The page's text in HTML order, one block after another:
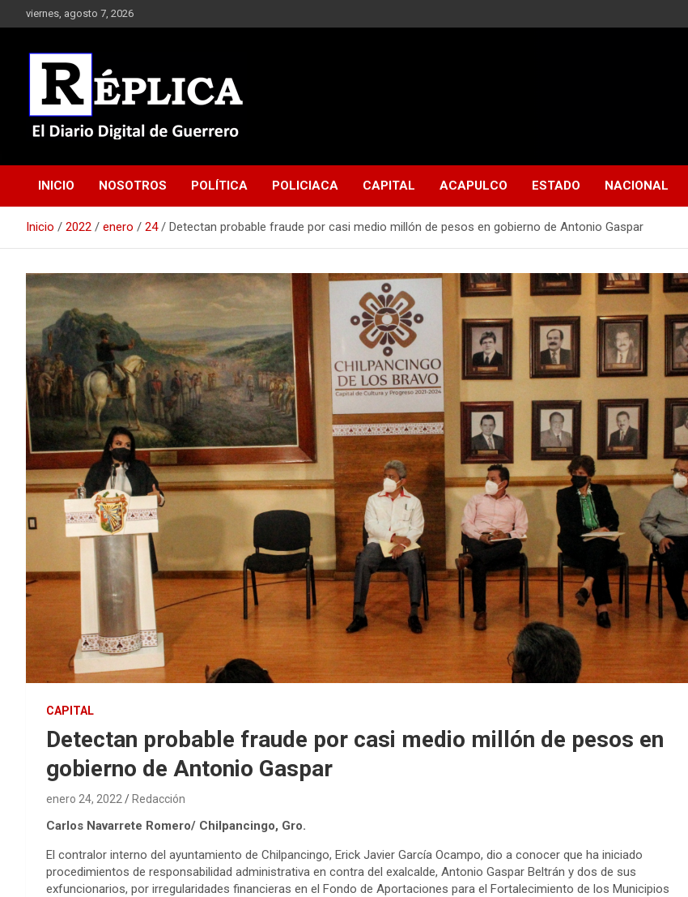
al
viernes, agosto 7, 2026
Réplica
INICIO NOSOTROS POLÍTICA POLICIACA CAPITAL ACAPULCO ESTADO NACIONAL
Inicio 2022 enero 24 Detectan probable fraude por casi medio millón de pesos en gobierno de Antonio Gaspar
CAPITAL
Detectan probable fraude por casi medio millón de pesos en
gobierno de Antonio Gaspar
enero 24, 2022 Redacción
Carlos Navarrete Romero/ Chilpancingo, Gro.
El contralor interno del ayuntamiento de Chilpancingo, Erick Javier García Ocampo, dio a conocer que ha iniciado
procedimientos de responsabilidad administrativa en contra del exalcalde, Antonio Gaspar Beltrán y dos de sus
exfuncionarios, por irregularidades financieras en el Fondo de Aportaciones para el Fortalecimiento de los Municipios